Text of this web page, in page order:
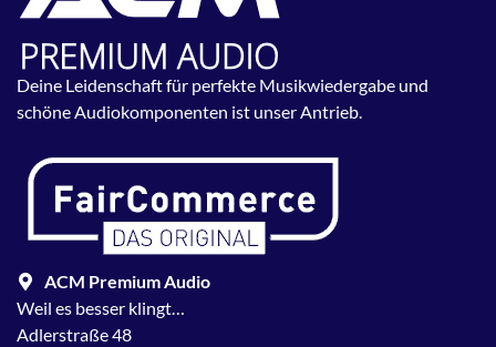
Deine Leidenschaft für perfekte Musikwiedergabe und
schöne Audiokomponenten ist unser Antrieb.
ACM Premium Audio
Weil es besser klingt…
Adlerstraße 48